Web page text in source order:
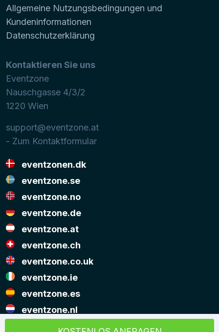
Allgemeine Nutzungsbedingungen und
Kundeninformationen
Datenschutzerklärung
Kontaktieren Sie uns
Eventzone
Nauschgasse 4/3/2
1220 Wien
support@eventzone.at
- Zum Kontaktformular
eventzonen.dk
eventzone.se
eventzone.no
eventzone.de
eventzone.at
eventzone.ch
eventzone.co.uk
eventzone.ie
eventzone.es
eventzone.nl